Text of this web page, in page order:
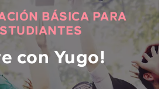
BÁSICA PARA
con Yugo!